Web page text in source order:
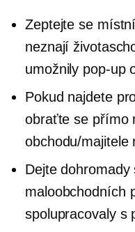
Zeptejte se
neznají
umožnily pop-up
Pokud najdete
obraťte se přímo
obchodu/majitele
Dejte
maloobchodních
spolupracovaly s